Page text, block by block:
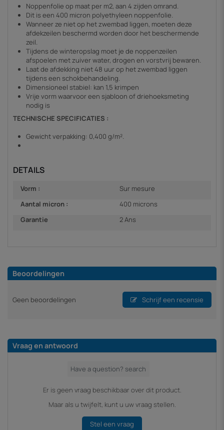
Noppenfolie op maat per m2, aan 4 zijden omrand.
Dit is een 400 micron polyethyleen noppenfolie.
Wanneer ze niet op het zwembad liggen, moeten deze
afdekzeilen beschermd worden door het beschermende
zeil.
Tijdens de winteropslag moet je de noppenzeilen
afspoelen met zuiver water, drogen en vorstvrij bewaren.
Laat de afdekking niet 48 uur op het zwembad liggen
tijdens een schokbehandeling.
Dimensioneel stabiel: kan 1,5 krimpen
Vrije vorm waarvoor een sjabloon of driehoeksmeting
nodig is
TECHNISCHE SPECIFICATIES :
Gewicht verpakking: 0,400 g/m².
DETAILS
Vorm :
Sur mesure
Aantal micron :
400 microns
Garantie
2 Ans
Beoordelingen
Geen beoordelingen Schrijf een recensie
Vraag en antwoord
Er is geen vraag beschikbaar over dit product.
Maar als u twijfelt, kunt u uw vraag stellen.
Stel een vraag